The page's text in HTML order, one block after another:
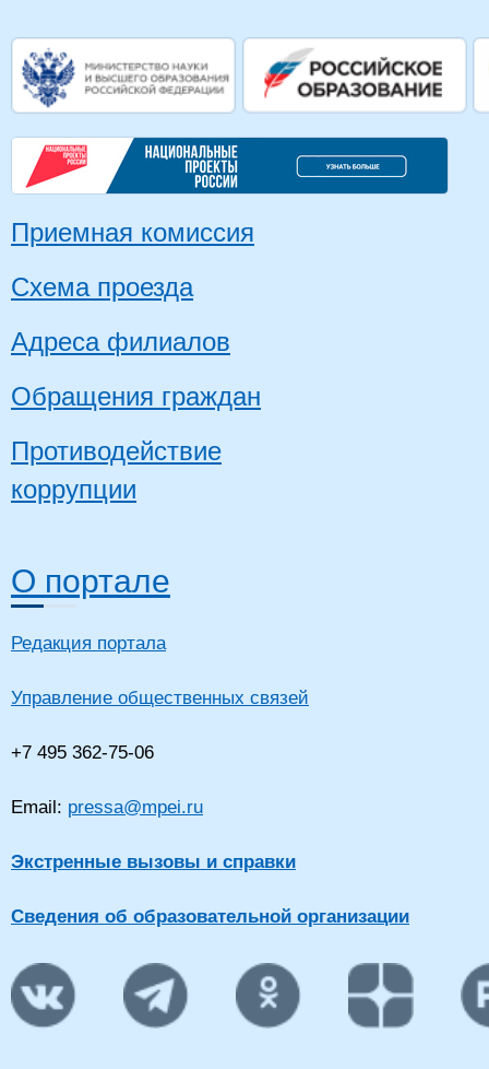
Приемная комиссия
Схема проезда
Адреса филиалов
Обращения граждан
Противодействие
коррупции
О портале
Редакция портала
Управление общественных связей
+7 495 362-75-06
Email: pressa@mpei.ru
Экстренные вызовы и справки
Сведения об образовательной организации